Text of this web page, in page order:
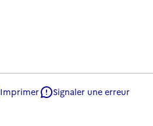
Imprimer Signaler une erreur